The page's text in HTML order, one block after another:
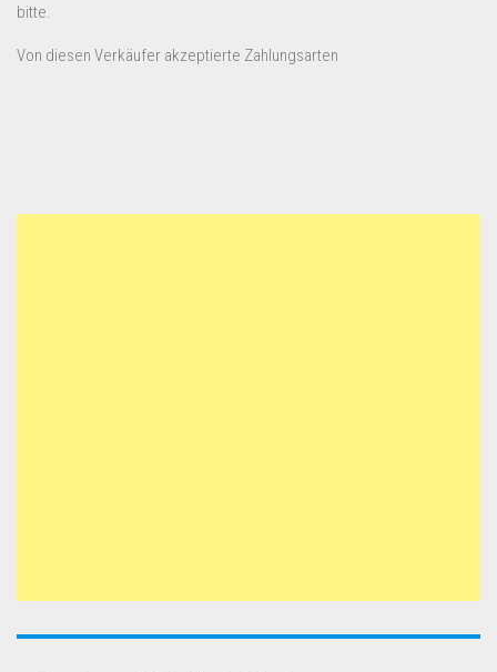
bitte.
Von diesen Verkäufer akzeptierte Zahlungsarten